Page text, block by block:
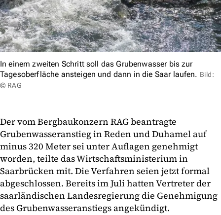
In einem zweiten Schritt soll das Grubenwasser bis zur
Tagesoberfläche ansteigen und dann in die Saar laufen. Bild:
© RAG
Der vom Bergbaukonzern RAG beantragte
Grubenwasseranstieg in Reden und Duhamel auf
minus 320 Meter sei unter Auflagen genehmigt
worden, teilte das Wirtschaftsministerium in
Saarbrücken mit. Die Verfahren seien jetzt formal
abgeschlossen. Bereits im Juli hatten Vertreter der
saarländischen Landesregierung die Genehmigung
des Grubenwasseranstiegs angekündigt.